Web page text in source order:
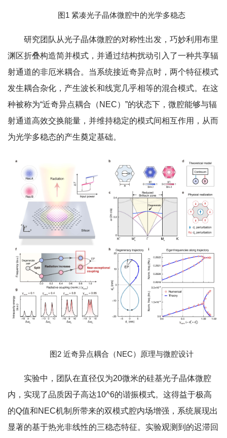
图1 紧凑光子晶体微腔中的光学多稳态
研究团队从光子晶体微腔的对称性出发，巧妙利用布里
渊区折叠构造简并模式，并通过结构扰动引入了一种共享辐
射通道的非厄米耦合。当系统接近奇异点时，两个特征模式
发生耦合杂化，产生波长和线宽几乎相等的混合模式。在这
种被称为“近奇异点耦合（NEC）”的状态下，微腔能够与辐
射通道高效交换能量，并维持稳定的模式间相互作用，从而
为光学多稳态的产生奠定基础。
图2 近奇异点耦合（NEC）原理与微腔设计
实验中，团队在直径仅为20微米的硅基光子晶体微腔
内，实现了品质因子高达10^6的谐振模式。这得益于极高
的Q值和NEC机制所带来的双模式腔内场增强，系统展现出
显著的基于热光非线性的三稳态特征。实验观测到的迟滞回